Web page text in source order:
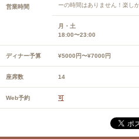
営業時間
ーの時間はありません！楽し
月・土
18:00〜23:00
ディナー予算 ¥5000円〜¥7000円
座席数 14
Web予約 可